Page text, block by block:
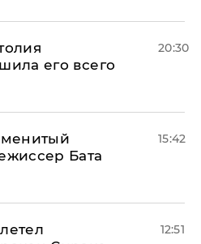
его всего
20:30
Бата
15:42
12:51